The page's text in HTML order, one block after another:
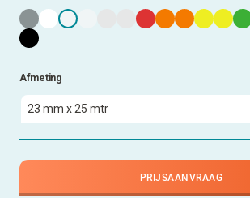
Afmeting
PRIJSAANVRAAG